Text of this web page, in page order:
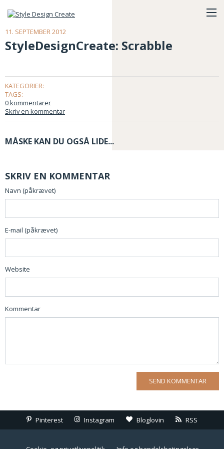
11. SEPTEMBER 2012
StyleDesignCreate: Scrabble
KATEGORIER:
TAGS:
0 kommentarer
Skriv en kommentar
MÅSKE KAN DU OGSÅ LIDE...
SKRIV EN KOMMENTAR
Navn (påkrævet)
E-mail (påkrævet)
Website
Kommentar
Pinterest Instagram Bloglovin RSS